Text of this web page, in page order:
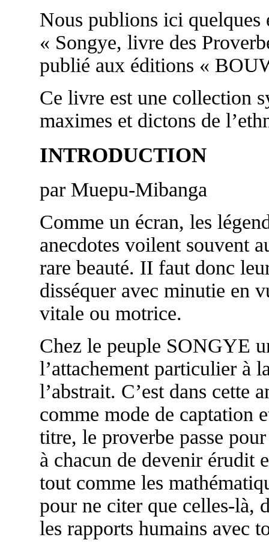
Nous publions ici
« Songye, livre des
publié aux éditions «
Ce livre est une collection
maximes et dictons de
INTRODUCTION
par Muepu-Mibanga
Comme un écran, les
anecdotes voilent souvent
rare beauté. II faut donc
disséquer avec minutie en
vitale ou motrice.
Chez le peuple SONGYE
l’attachement particulier à
l’abstrait. C’est dans cette
comme mode de captation
titre, le proverbe passe
à chacun de devenir érudit
tout comme les
pour ne citer que celles-là,
les rapports humains avec